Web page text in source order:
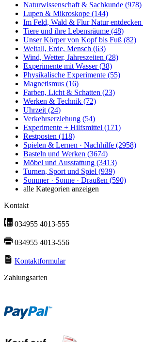
Naturwissenschaft & Sachkunde (978)
Lupen & Mikroskope (144)
Im Feld, Wald & Flur Natur entdecken
Tiere und ihre Lebensräume (48)
Unser Körper von Kopf bis Fuß (82)
Weltall, Erde, Mensch (63)
Wind, Wetter, Jahreszeiten (28)
Experimente mit Wasser(38)
Physikalische Experimente (55)
Magnetismus (16)
Farben, Licht & Schatten (23)
Werken & Technik (72)
Uhrzeit(24)
Verkehrserziehung (54)
Experimente + Hilfsmittel (171)
Restposten (118)
Spielen & Lernen · Nachhilfe (2958)
Basteln und Werken (3674)
Möbel und Ausstattung (3413)
Turnen, Sport und Spiel (939)
Sommer · Sonne · Draußen (590)
alle Kategorien anzeigen
Kontakt
034955 4013-555
034955 4013-556
Kontaktformular
Zahlungsarten